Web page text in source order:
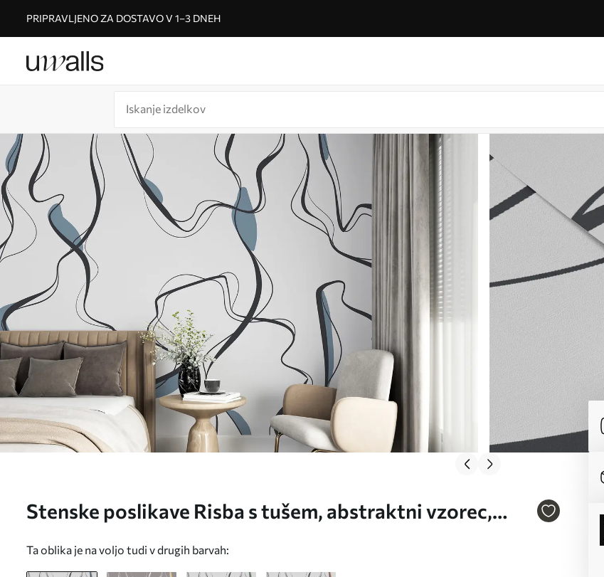
PRIPRAVLJENO ZA DOSTAVO V 1–3 DNEH
Stenske poslikave Risba s tušem, abstraktni vzorec,
Ta oblika je na voljo tudi v drugih barvah: